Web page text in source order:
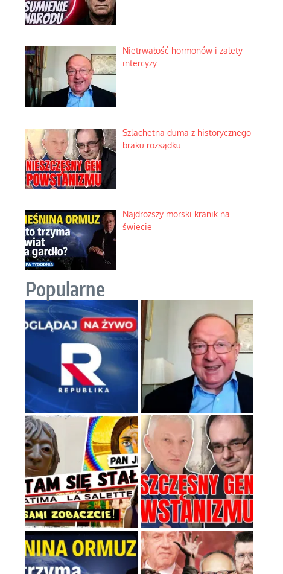
Nietrwałość hormonów i zalety
intercyzy
Szlachetna duma z historycznego
braku rozsądku
Najdroższy morski kranik na
świecie
Popularne